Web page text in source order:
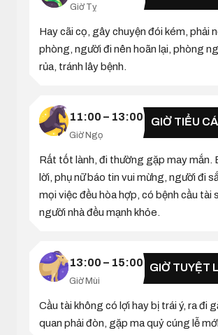
Giờ Tỵ
Hay cãi cọ, gây chuyện đói kém, phải
phòng, người đi nên hoãn lại, phòng
rủa, tránh lây bệnh.
11:00 – 13:00
Giờ Ngọ
GIỜ TIỂU
Rất tốt lành, đi thường gặp may mắn.
lời, phụ nữ báo tin vui mừng, người đi
mọi việc đều hòa hợp, có bệnh cầu tài
người nhà đều mạnh khỏe.
13:00 – 15:00
Giờ Mùi
GIỜ TUYỆT
Cầu tài không có lợi hay bị trái ý, ra đi
quan phải đòn, gặp ma quỷ cúng lễ mới